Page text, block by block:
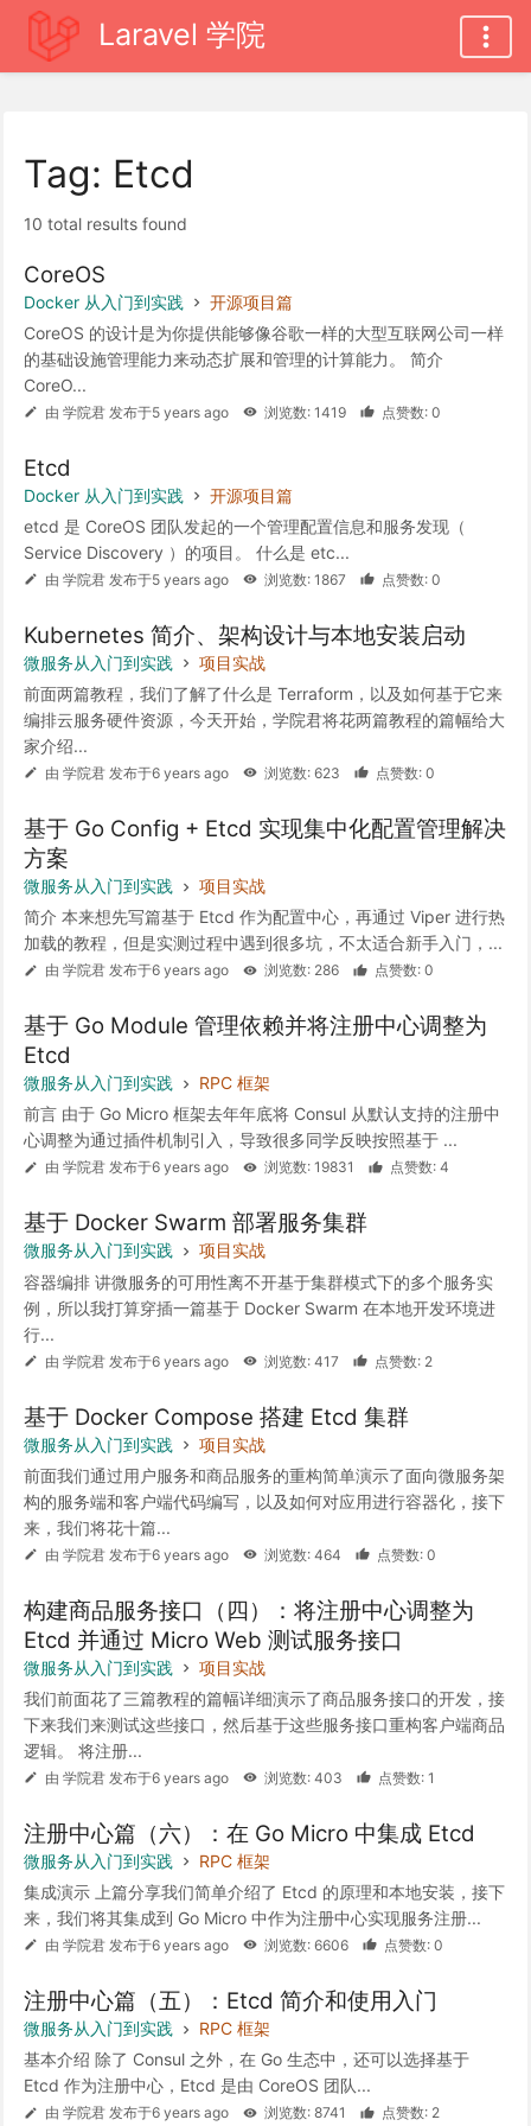
Laravel 学院
Tag: Etcd
10 total results found
CoreOS
Docker 从入门到实践
开源项目篇
CoreOS 的设计是为你提供能够像谷歌一样的大型互联网公司一样
的基础设施管理能力来动态扩展和管理的计算能力。 简介
CoreO...
由 学院君 发布于5 years ago 浏览数: 1419 点赞数: 0
Etcd
Docker 从入门到实践
开源项目篇
etcd 是 CoreOS 团队发起的一个管理配置信息和服务发现（
Service Discovery ）的项目。 什么是 etc...
由 学院君 发布于5 years ago 浏览数: 1867 点赞数: 0
Kubernetes 简介、架构设计与本地安装启动
微服务从入门到实践
项目实战
前面两篇教程，我们了解了什么是 Terraform，以及如何基于它来
编排云服务硬件资源，今天开始，学院君将花两篇教程的篇幅给大
家介绍...
由 学院君 发布于6 years ago 浏览数: 623 点赞数: 0
基于 Go Config + Etcd 实现集中化配置管理解决
方案
微服务从入门到实践
项目实战
简介 本来想先写篇基于 Etcd 作为配置中心，再通过 Viper 进行热
加载的教程，但是实测过程中遇到很多坑，不太适合新手入门，...
由 学院君 发布于6 years ago 浏览数: 286 点赞数: 0
基于 Go Module 管理依赖并将注册中心调整为
Etcd
微服务从入门到实践
RPC 框架
前言 由于 Go Micro 框架去年年底将 Consul 从默认支持的注册中
心调整为通过插件机制引入，导致很多同学反映按照基于 ...
由 学院君 发布于6 years ago 浏览数: 19831 点赞数: 4
基于 Docker Swarm 部署服务集群
微服务从入门到实践
项目实战
容器编排 讲微服务的可用性离不开基于集群模式下的多个服务实
例，所以我打算穿插一篇基于 Docker Swarm 在本地开发环境进
行...
由 学院君 发布于6 years ago 浏览数: 417 点赞数: 2
基于 Docker Compose 搭建 Etcd 集群
微服务从入门到实践
项目实战
前面我们通过用户服务和商品服务的重构简单演示了面向微服务架
构的服务端和客户端代码编写，以及如何对应用进行容器化，接下
来，我们将花十篇...
由 学院君 发布于6 years ago 浏览数: 464 点赞数: 0
构建商品服务接口（四）：将注册中心调整为
Etcd 并通过 Micro Web 测试服务接口
微服务从入门到实践
项目实战
我们前面花了三篇教程的篇幅详细演示了商品服务接口的开发，接
下来我们来测试这些接口，然后基于这些服务接口重构客户端商品
逻辑。 将注册...
由 学院君 发布于6 years ago 浏览数: 403 点赞数: 1
注册中心篇（六）：在 Go Micro 中集成 Etcd
微服务从入门到实践
RPC 框架
集成演示 上篇分享我们简单介绍了 Etcd 的原理和本地安装，接下
来，我们将其集成到 Go Micro 中作为注册中心实现服务注册...
由 学院君 发布于6 years ago 浏览数: 6606 点赞数: 0
注册中心篇（五）：Etcd 简介和使用入门
微服务从入门到实践
RPC 框架
基本介绍 除了 Consul 之外，在 Go 生态中，还可以选择基于
Etcd 作为注册中心，Etcd 是由 CoreOS 团队...
由 学院君 发布于6 years ago 浏览数: 8741 点赞数: 2